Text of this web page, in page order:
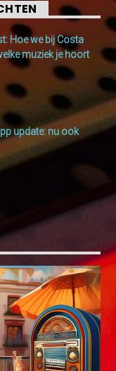
Hoe we bij Costa
muziek je hoort
update: nu ook